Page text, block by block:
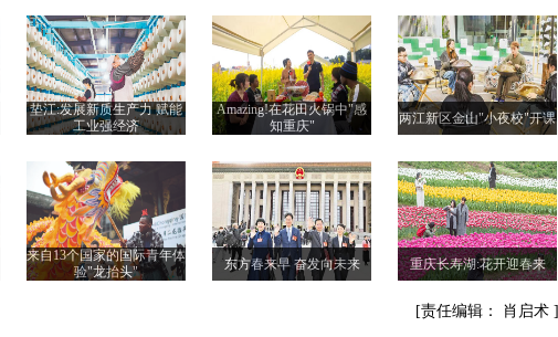
垫江:发展新质生产力 赋能
工业强经济
Amazing!在花田火锅中"感
知重庆"
两江新区金山"小夜校"开课
来自13个国家的国际青年体
验"龙抬头"
东方春来早 奋发向未来 重庆长寿湖:花开迎春来
[责任编辑： 肖启术 ]